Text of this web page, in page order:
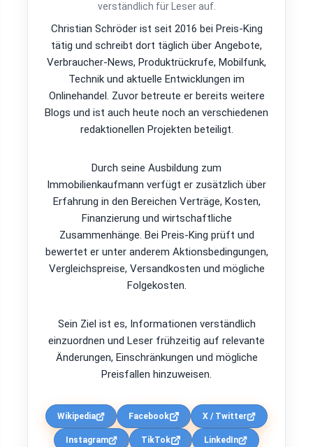
verständlich für Leser auf.
Christian Schröder ist seit 2016 bei Preis-King
tätig und schreibt dort täglich über Angebote,
Verbraucher-News, Produktrückrufe, Mobilfunk,
Technik und aktuelle Entwicklungen im
Onlinehandel. Zuvor betreute er bereits weitere
Blogs und ist auch heute noch an verschiedenen
redaktionellen Projekten beteiligt.
Durch seine Ausbildung zum
Immobilienkaufmann verfügt er zusätzlich über
Erfahrung in den Bereichen Verträge, Kosten,
Finanzierung und wirtschaftliche
Zusammenhänge. Bei Preis-King prüft und
bewertet er unter anderem Aktionsbedingungen,
Vergleichspreise, Versandkosten und mögliche
Folgekosten.
Sein Ziel ist es, Informationen verständlich
einzuordnen und Leser frühzeitig auf relevante
Änderungen, Einschränkungen und mögliche
Preisfallen hinzuweisen.
Wikipedia Facebook X / Twitter
Instagram TikTok LinkedIn